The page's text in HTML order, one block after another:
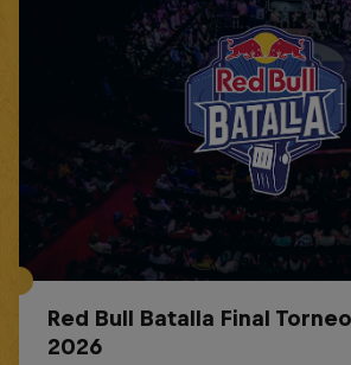
Red Bull Batalla Final
2026